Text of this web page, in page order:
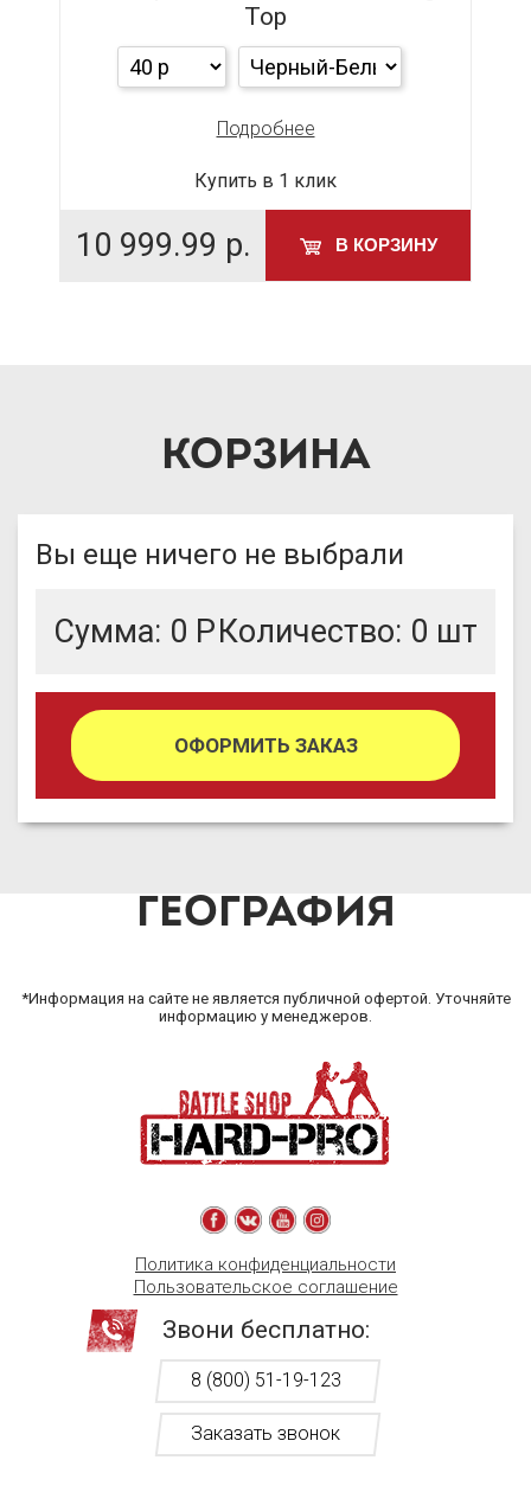
Top
Подробнее
10 999.99 р. В КОРЗИНУ
Купить в 1 клик
КОРЗИНА
Вы еще ничего не выбрали
Сумма: 0 РКоличество: 0 шт
ОФОРМИТЬ ЗАКАЗ
ГЕОГРАФИЯ
*Информация на сайте не является публичной офертой. Уточняйте
информацию у менеджеров.
Политика конфиденциальности
Пользовательское соглашение
Звони бесплатно:
8 (800) 51-19-123
Заказать звонок